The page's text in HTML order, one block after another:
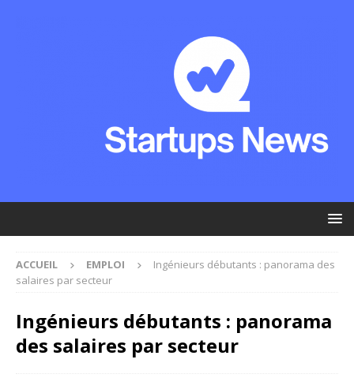
ACCUEIL EMPLOI
Ingénieurs débutants : panorama des
salaires par secteur
Ingénieurs débutants : panorama
des salaires par secteur